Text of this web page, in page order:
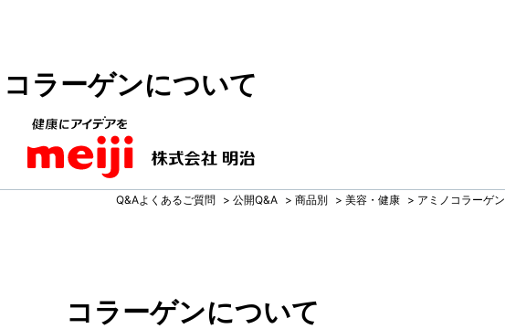
コラーゲンについて
Q&Aよくあるご質問 > 公開Q&A > 商品別 > 美容・健康 > アミノコラーゲン
コラーゲンについて